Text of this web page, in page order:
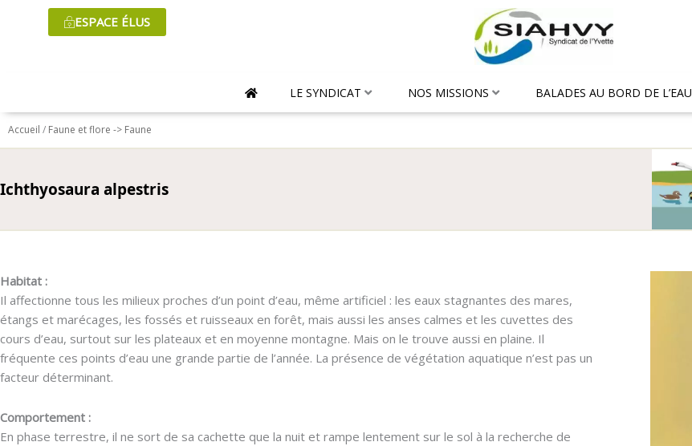
ESPACE ÉLUS
LE SYNDICAT NOS MISSIONS BALADES AU BORD DE L’EAU
Accueil / Faune et flore -> Faune
Ichthyosaura alpestris
Habitat :
Il affectionne tous les milieux proches d’un point d’eau, même artificiel : les eaux stagnantes des mares,
étangs et marécages, les fossés et ruisseaux en forêt, mais aussi les anses calmes et les cuvettes des
cours d’eau, surtout sur les plateaux et en moyenne montagne. Mais on le trouve aussi en plaine. Il
fréquente ces points d’eau une grande partie de l’année. La présence de végétation aquatique n’est pas un
facteur déterminant.
Comportement :
En phase terrestre, il ne sort de sa cachette que la nuit et rampe lentement sur le sol à la recherche de